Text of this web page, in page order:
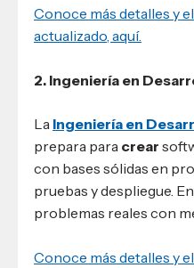
Conoce más detalles y
actualizado, aquí.
2. Ingeniería en
La Ingeniería en
prepara para crear
con bases sólidas en
pruebas y despliegue.
problemas reales con
Conoce más detalles y